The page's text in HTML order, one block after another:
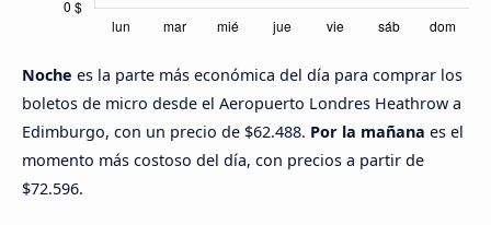
Noche es la parte más económica del día para comprar los
boletos de micro desde el Aeropuerto Londres Heathrow a
Edimburgo, con un precio de $62.488. Por la mañana es el
momento más costoso del día, con precios a partir de
$72.596.